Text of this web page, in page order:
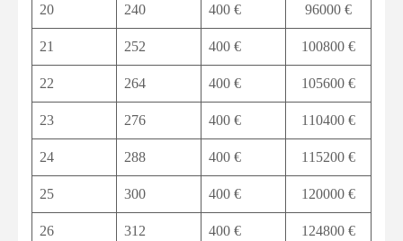
20 240 400 € 96000 €
21 252 400 € 100800 €
22 264 400 € 105600 €
23 276 400 € 110400 €
24 288 400 € 115200 €
25 300 400 € 120000 €
26 312 400 € 124800 €